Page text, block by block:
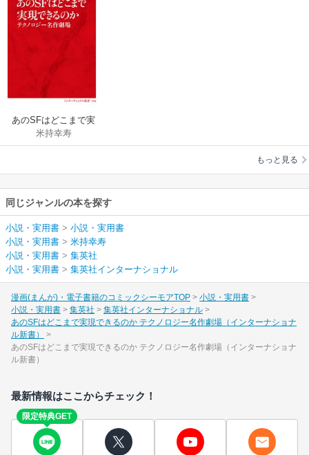
あのSFはどこまで実
現できるのか テクノ
ロジー名作劇場（イ
書）
米持幸寿
もっと見る
同じジャンルの本を探す
小説・実用書 > 小説・実用書
小説・実用書 > 米持幸寿
小説・実用書 > 集英社
小説・実用書 > 集英社インターナショナル
漫画(まんが)・電子書籍のコミックシーモアTOP
小説・実用書
小説・実用書
集英社
集英社インターナショナル
あのSFはどこまで実現できるのか テクノロジー名作劇場（インターナショナ
ル新書）
あのSFはどこまで実現できるのか テクノロジー名作劇場（インターナショナ
ル新書）
最新情報はここからチェック！
限定特典GET